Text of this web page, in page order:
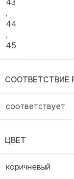
43
,
44
,
45
СООТВЕТСТВИЕ
соответствует
ЦВЕТ
коричневый